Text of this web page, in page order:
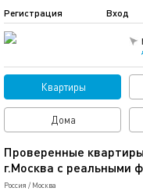
Регистрация Вход
Квартиры
Дома
Проверенные
г.Москва с реальными
Россия / Москва